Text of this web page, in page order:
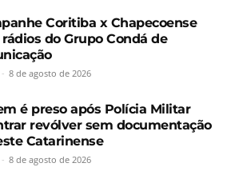
Coritiba x Chapecoense
do Grupo Condá de
- 8 de agosto de 2026
é preso após Polícia Militar
revólver sem documentação
Catarinense
- 8 de agosto de 2026